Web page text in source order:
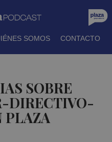
SOMOS CONTACTO
SOBRE
DIRECTIVO-
PLAZA